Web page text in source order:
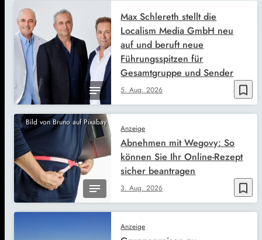
bookmark_border
5. Aug. 2026
Max Schlereth stellt die
Localism Media GmbH neu
auf und beruft neue
Führungsspitzen für
Gesamtgruppe und Sender
Bild von Bruno auf Pixabay
bookmark_border
Anzeige
3. Aug. 2026
Abnehmen mit Wegovy: So
können Sie Ihr Online-Rezept
sicher beantragen
Anzeige